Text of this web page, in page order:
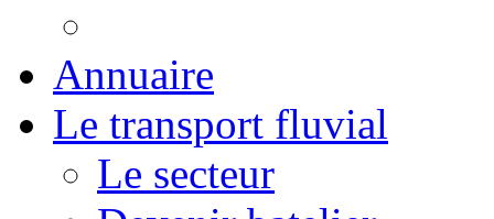
Annuaire
Le transport fluvial
Le secteur